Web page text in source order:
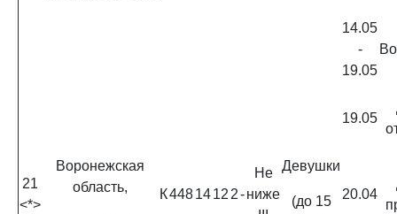
14.05
-
19.05
19.05
21
<*>
Воронежская
область,
К4481412 2-
Не
ниже
Девушки
(до 15
20.04